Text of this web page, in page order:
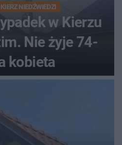
NIEDŹWIEDZI
w Kierzu
Nie żyje 74-
kobieta